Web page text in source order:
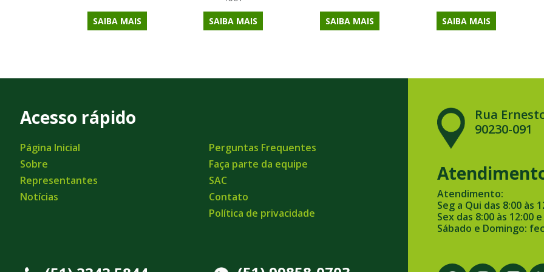
SAIBA MAIS SAIBA MAIS SAIBA MAIS SAIBA MAIS
Acesso rápido
Página Inicial
Sobre
Representantes
Notícias
Perguntas Frequentes
Faça parte da equipe
SAC
Contato
Política de privacidade
Rua
90230-091
Atendimento:
Seg a Qui das 8:00 às
Sex das 8:00 às 12:00
Sábado e Domingo: